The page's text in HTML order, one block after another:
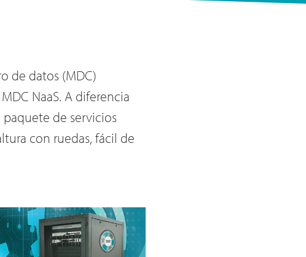
de datos (MDC)
NaaS. A diferencia
de servicios
con ruedas, fácil de